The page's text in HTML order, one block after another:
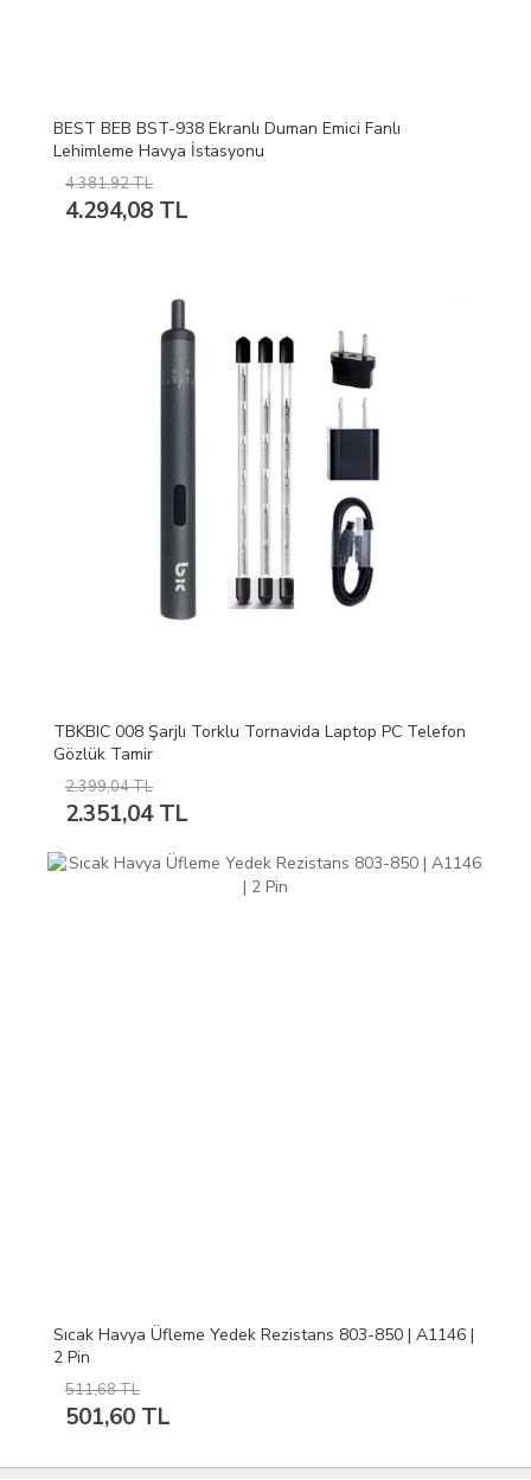
BEST BEB BST-938 Ekranlı Duman Emici Fanlı
Lehimleme Havya İstasyonu
4.381,92 TL
4.294,08 TL
TBKBIC 008 Şarjlı Torklu Tornavida Laptop PC Telefon
Gözlük Tamir
2.399,04 TL
2.351,04 TL
Sıcak Havya Üfleme Yedek Rezistans 803-850 | A1146 |
2 Pin
511,68 TL
501,60 TL